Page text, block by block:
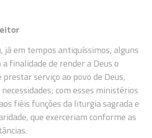
já em tempos antiquíssimos, alguns
finalidade de render a Deus o
prestar serviço ao povo de Deus,
com esses ministérios
fiéis funções da liturgia sagrada e
que exerceriam conforme as